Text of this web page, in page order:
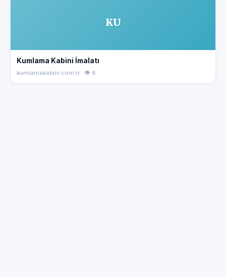
KU
Kumlama Kabini İmalatı
kumlamakabini.com.tr · 👁 6